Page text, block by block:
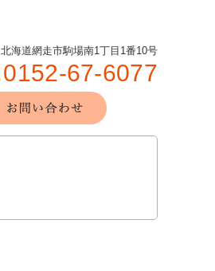
北海道網走市駒場南1丁目1番10号
0152-67-6077